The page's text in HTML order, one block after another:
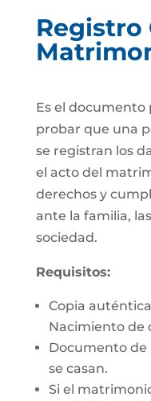
Registro
Es el documento
probar que una
se registran los
el acto del
derechos y
ante la familia,
sociedad.
Requisitos:
Copia
Nacimiento de
Documento de
se casan.
Si el